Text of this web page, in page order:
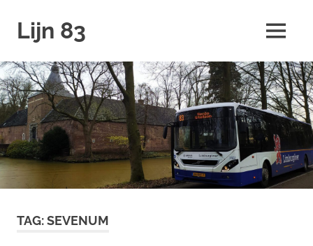
naar
inhoud
Lijn 83 MENU
TAG:SEVENUM